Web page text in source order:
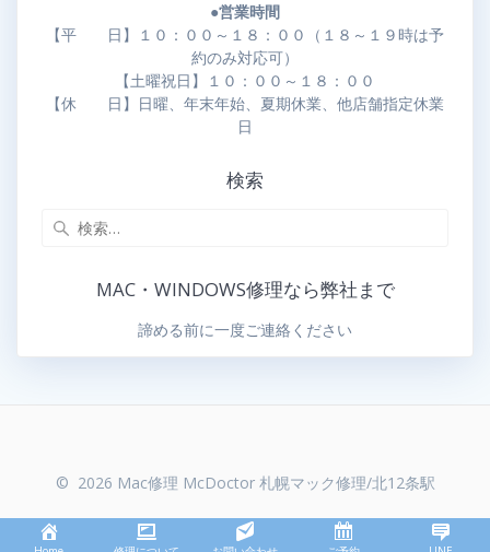
●営業時間
【平 日】１０：００～１８：００（１８～１９時は予
約のみ対応可）
【土曜祝日】１０：００～１８：００
【休 日】日曜、年末年始、夏期休業、他店舗指定休業
日
検索
MAC・WINDOWS修理なら弊社まで
諦める前に一度ご連絡ください
© 2026 Mac修理 McDoctor 札幌マック修理/北12条駅